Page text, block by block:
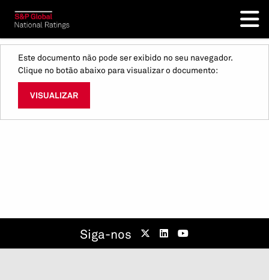
Este documento não pode ser exibido no seu navegador.
Clique no botão abaixo para visualizar o documento:
VISUALIZAR
Siga-nos